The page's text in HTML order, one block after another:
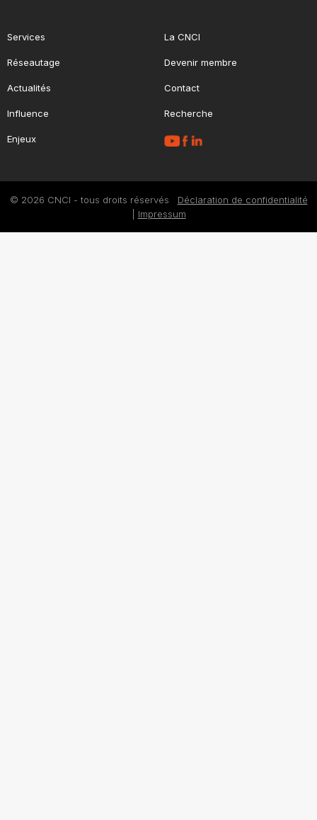
Services
Réseautage
Actualités
Influence
Enjeux
La CNCI
Devenir membre
Contact
Recherche
© 2026 CNCI - tous droits réservés Déclaration de confidentialité
Impressum